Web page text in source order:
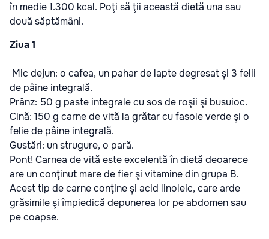
în medie 1.300 kcal. Poţi să ţii această dietă una sau
două săptămâni.
Ziua 1
Mic dejun: o cafea, un pahar de lapte degresat şi 3 felii
de pâine integrală.
Prânz: 50 g paste integrale cu sos de roşii şi busuioc.
Cină: 150 g carne de vită la grătar cu fasole verde şi o
felie de pâine integrală.
Gustări: un strugure, o pară.
Pont! Carnea de vită este excelentă în dietă deoarece
are un conţinut mare de fier şi vitamine din grupa B.
Acest tip de carne conţine şi acid linoleic, care arde
grăsimile şi împiedică depunerea lor pe abdomen sau
pe coapse.